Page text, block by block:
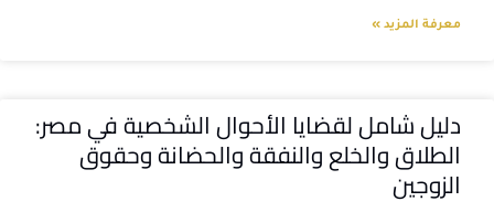
معرفة المزيد »
دليل شامل لقضايا الأحوال الشخصية في مصر:
الطلاق والخلع والنفقة والحضانة وحقوق
الزوجين